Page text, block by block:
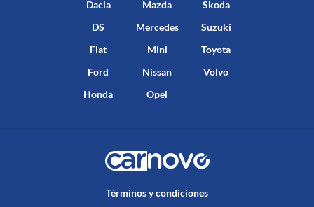
Dacia
DS
Fiat
Ford
Honda
Mazda
Mercedes
Mini
Nissan
Opel
Skoda
Suzuki
Toyota
Volvo
Términos y condiciones